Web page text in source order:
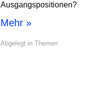
Ausgangspositionen?
Mehr »
Abgelegt in Themen